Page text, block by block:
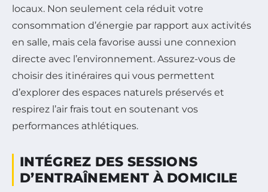
locaux. Non seulement cela réduit votre
consommation d’énergie par rapport aux activités
en salle, mais cela favorise aussi une connexion
directe avec l’environnement. Assurez-vous de
choisir des itinéraires qui vous permettent
d’explorer des espaces naturels préservés et
respirez l’air frais tout en soutenant vos
performances athlétiques.
INTÉGREZ DES SESSIONS
D’ENTRAÎNEMENT À DOMICILE